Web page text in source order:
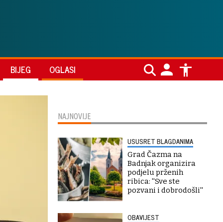
BIJEG OGLASI
NAJNOVIJE
USUSRET BLAGDANIMA
Grad Čazma na
Badnjak organizira
podjelu prženih
ribica: ''Sve ste
pozvani i dobrodošli''
OBAVIJEST